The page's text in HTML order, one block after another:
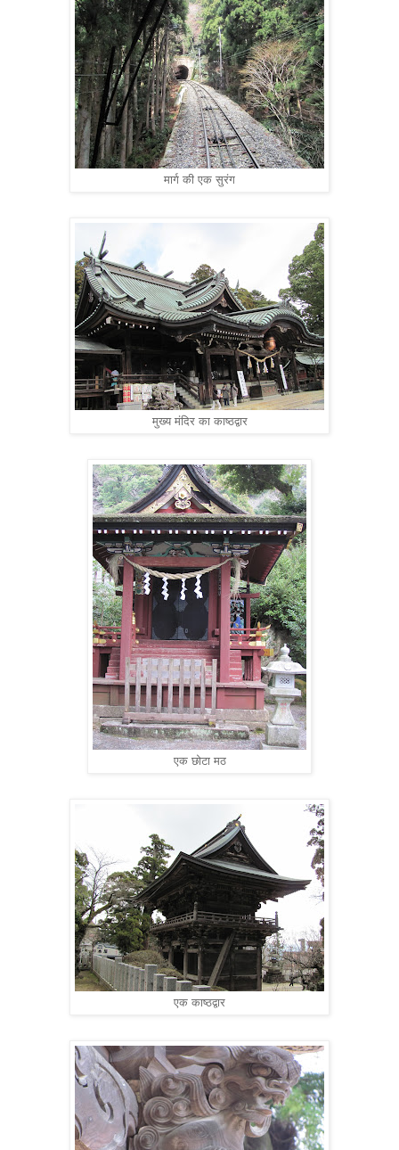
मार्ग की एक सुरंग
मुख्य मंदिर का काष्ठद्वार
एक छोटा मठ
एक काष्ठद्वार